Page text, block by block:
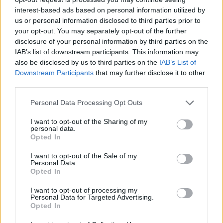
interest-based ads based on personal information utilized by
us or personal information disclosed to third parties prior to
your opt-out. You may separately opt-out of the further
disclosure of your personal information by third parties on the
IAB’s list of downstream participants. This information may
also be disclosed by us to third parties on the IAB’s List of
Downstream Participants that may further disclose it to other
Personal Data Processing Opt Outs
I want to opt-out of the Sharing of my
personal data.
Opted In
I want to opt-out of the Sale of my
Personal Data.
Opted In
I want to opt-out of processing my
Personal Data for Targeted Advertising.
Opted In
Le finalità delle Cer vanno oltre la produzione di energia. In cima
alle priorità ci sono la riduzione delle emissioni e i benefici
ambientali (71%), il contrasto alla povertà energetica (67%) e la
diffusione della cultura energetica e ambientale (67%). Accanto a
questi obiettivi, circa la metà delle comunità punta anche a vantaggi
Dal punto di vista territoriale, sono distribuite soprattutto lungo
di Forlì-Cesena e Modena, che insieme rappresentano il 42% del
campione.
Guardando al futuro, le priorità appaiono chiare: il 76% delle Cer
punta ad ampliare la base sociale, mentre il 69% mira ad
aumentare la quantità di energia prodotta e condivisa. Obiettivi che
confermano come il sistema sia ancora concentrato sul
consolidamento e sulla crescita dimensionale, più che sulla
diversificazione delle attività.